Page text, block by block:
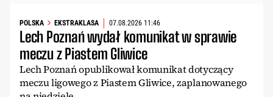
POLSKA EKSTRAKLASA 07.08.2026 11:46
Lech Poznań wydał komunikat w sprawie
meczu z Piastem Gliwice
Lech Poznań opublikował komunikat dotyczący
meczu ligowego z Piastem Gliwice, zaplanowanego